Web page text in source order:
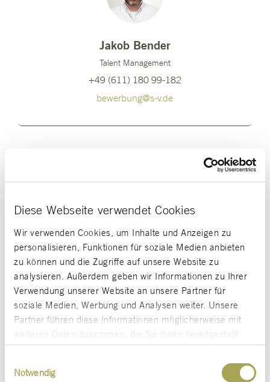
Diese Webseite verwendet Cookies
Wir verwenden Cookies, um Inhalte und Anzeigen zu
personalisieren, Funktionen für soziale Medien anbieten
zu können und die Zugriffe auf unsere Website zu
analysieren. Außerdem geben wir Informationen zu Ihrer
Verwendung unserer Website an unsere Partner für
soziale Medien, Werbung und Analysen weiter. Unsere
Partner führen diese Informationen möglicherweise mit
weiteren Daten zusammen, die Sie ihnen bereitgestellt
haben oder die sie im Rahmen Ihrer Nutzung der Dienste
Notwendig
Jakob Bender
Talent Management
+49 (611) 180 99-182
bewerbung@s-v.de
Arbeiten bei Scholz & Volkmer
Nachhaltigkeit
Unser Ziel ist es, wirtschaftliche Ziele
Herausforderungen der Zeit in Einklang zu